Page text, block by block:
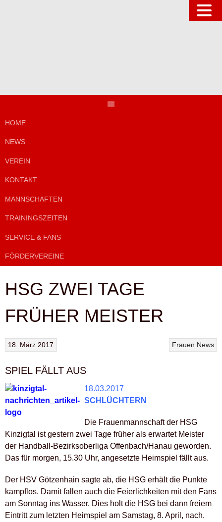
HOME
NEWS
VEREIN
KONTAKT
MANNSCHAFTEN
TRAININGSZEITEN
SERVICE & FANS
FÖRDERVEREINE
HSG ZWEI TAGE
FRÜHER MEISTER
Frauen News
18. März 2017
SPIEL FÄLLT AUS
18.03.2017
SCHLÜCHTERN
Die Frauenmannschaft der HSG
Kinzigtal ist gestern zwei Tage früher als erwartet Meister
der Handball-Bezirksoberliga Offenbach/Hanau geworden.
Das für morgen, 15.30 Uhr, angesetzte Heimspiel fällt aus.
Der HSV Götzenhain sagte ab, die HSG erhält die Punkte
kampflos. Damit fallen auch die Feierlichkeiten mit den Fans
am Sonntag ins Wasser. Dies holt die HSG bei dann freiem
Eintritt zum letzten Heimspiel am Samstag, 8. April, nach.